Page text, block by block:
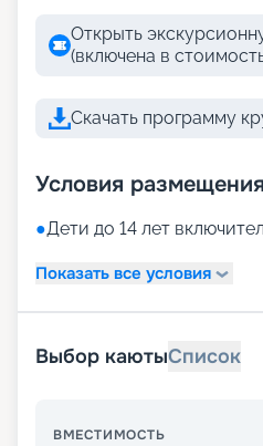
Открыть
(включена в
Скачать программу
Условия
●Дети до 14 лет
Показать все условия
Выбор каютыСписок
ВМЕСТИМОСТЬ